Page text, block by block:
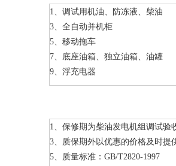
1、调试用机油、防冻液、柴油
3、全自动并机柜
5、移动拖车
7、底座油箱、独立油箱、油罐
9、浮充电器
1、保修期为柴油发电机组调试验
3、质保期外以优惠的价格及时提
5、质量标准：GB/T2820-1997